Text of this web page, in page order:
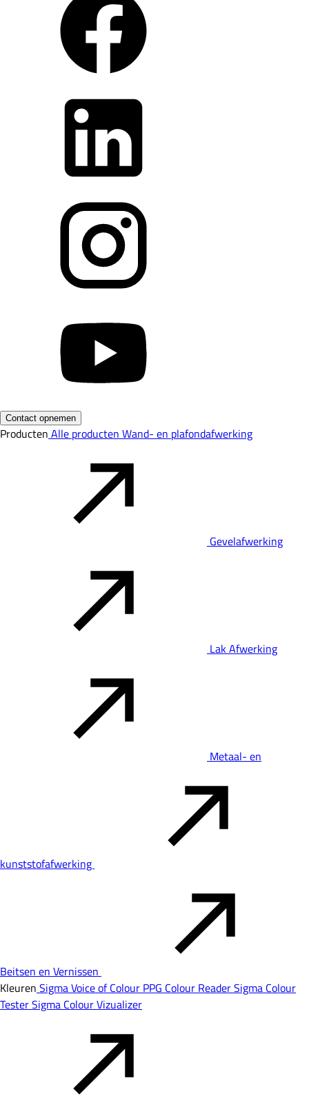
Contact opnemen
Producten Alle producten Wand- en plafondafwerking
Gevelafwerking
Lak Afwerking
Metaal- en
kunststofafwerking
Beitsen en Vernissen
Kleuren Sigma Voice of Colour PPG Colour ReaderSigma Colour
TesterSigma Colour Vizualizer